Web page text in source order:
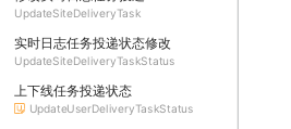
UpdateSiteDeliveryTask
实时日志任务投递状态修改
UpdateSiteDeliveryTaskStatus
上下线任务投递状态
UpdateUserDeliveryTaskStatus